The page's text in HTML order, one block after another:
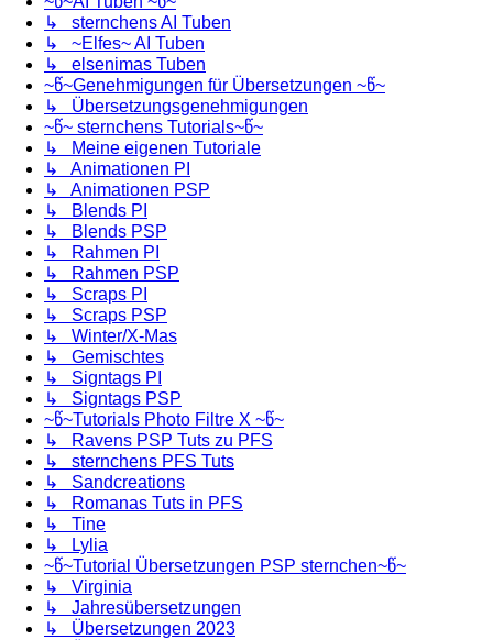
↳ sternchens AI Tuben
↳ ~Elfes~ AI Tuben
↳ elsenimas Tuben
~წ~Genehmigungen für Übersetzungen ~წ~
↳ Übersetzungsgenehmigungen
~წ~ sternchens Tutorials~წ~
↳ Meine eigenen Tutoriale
↳ Animationen PI
↳ Animationen PSP
↳ Blends PI
↳ Blends PSP
↳ Rahmen PI
↳ Rahmen PSP
↳ Scraps PI
↳ Scraps PSP
↳ Winter/X-Mas
↳ Gemischtes
↳ Signtags PI
↳ Signtags PSP
~წ~Tutorials Photo Filtre X ~წ~
↳ Ravens PSP Tuts zu PFS
↳ sternchens PFS Tuts
↳ Sandcreations
↳ Romanas Tuts in PFS
↳ Tine
↳ Lylia
~წ~Tutorial Übersetzungen PSP sternchen~წ~
↳ Virginia
↳ Jahresübersetzungen
↳ Übersetzungen 2023